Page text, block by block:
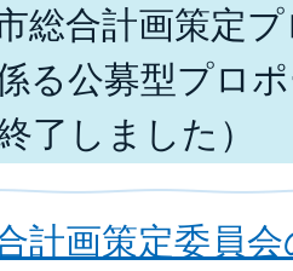
総合計画策定
る公募型プロ
了しました）
計画策定委員